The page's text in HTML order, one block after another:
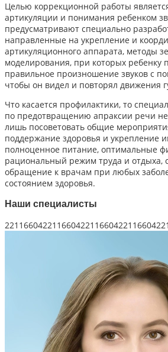
Целью коррекционной работы
артикуляции и понимания ребенком
предусматривают специально
направленные на укрепление и
артикуляционного аппарата, методы
моделирования, при которых ребенку
правильное произношение звуков с
чтобы он видел и повторял движения
Что касается профилактики, то
по предотвращению апраксии речи
лишь посоветовать общие
поддержание здоровья и укрепление
полноценное питание, оптимальные
рациональный режим труда и отдыха,
обращение к врачам при любых
состоянием здоровья.
Наши специалисты